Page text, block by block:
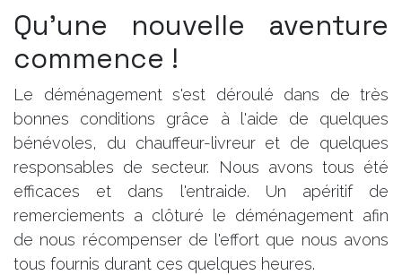
Qu'une nouvelle aventure
commence !
Le déménagement s'est déroulé dans de très
bonnes conditions grâce à l'aide de quelques
bénévoles, du chauffeur-livreur et de quelques
responsables de secteur. Nous avons tous été
efficaces et dans l'entraide. Un apéritif de
remerciements a clôturé le déménagement afin
de nous récompenser de l'effort que nous avons
tous fournis durant ces quelques heures.